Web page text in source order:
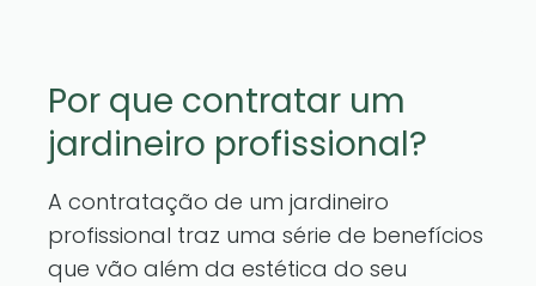
Por que contratar um
jardineiro profissional?
A contratação de um jardineiro
profissional traz uma série de benefícios
que vão além da estética do seu